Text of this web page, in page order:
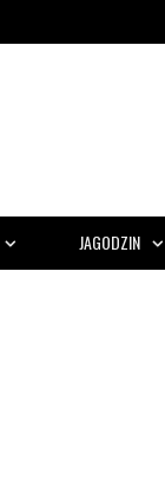
JAGODZIN